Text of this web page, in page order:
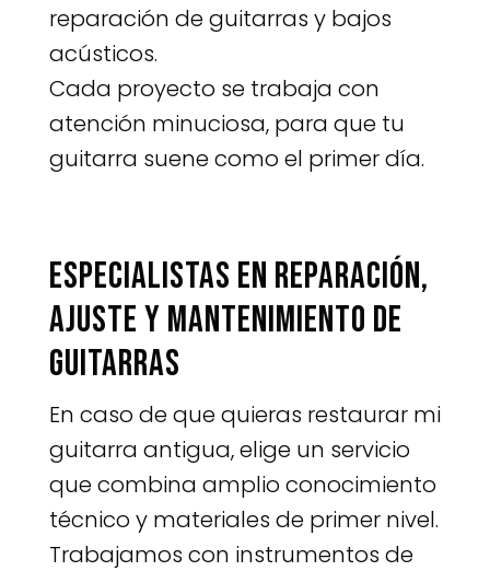
reparación de guitarras y bajos
acústicos.
Cada proyecto se trabaja con
atención minuciosa, para que tu
guitarra suene como el primer día.
Especialistas en reparación,
ajuste y mantenimiento de
guitarras
En caso de que quieras restaurar mi
guitarra antigua, elige un servicio
que combina amplio conocimiento
técnico y materiales de primer nivel.
Trabajamos con instrumentos de